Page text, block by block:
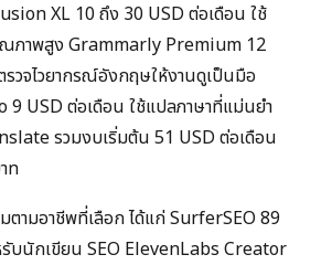
XL 10 ถึง 30 USD ต่อเดือน ใช้
ณภาพสูง Grammarly Premium 12
รวจไวยากรณ์อังกฤษให้งานดูเป็นมือ
9 USD ต่อเดือน ใช้แปลภาษาที่แม่นยำ
รวมงบเริ่มต้น 51 USD ต่อเดือน
ท
ตามอาชีพที่เลือก ได้แก่ SurferSEO 89
รับนักเขียน SEO ElevenLabs Creator